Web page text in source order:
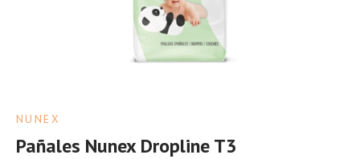
NUNEX
Pañales Nunex Dropline T3